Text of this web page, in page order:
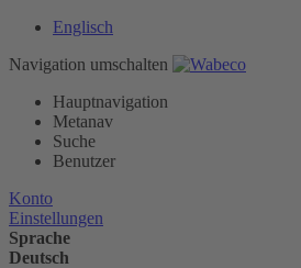
Englisch
Navigation umschalten
Hauptnavigation
Metanav
Suche
Benutzer
Konto
Einstellungen
Sprache
Deutsch